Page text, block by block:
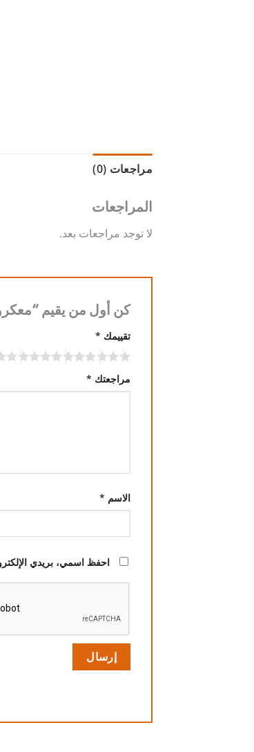
مراجعات (0)
المراجعات
لا توجد مراجعات بعد.
كن أول من يقيم
تقييمك *
مراجعتك *
الاسم *
احفظ اسمي، بريدي